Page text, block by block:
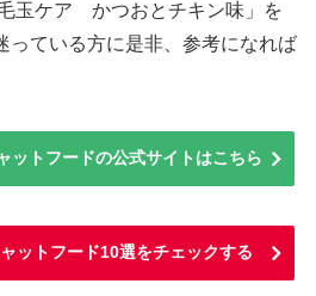
玉ケア かつおとチキン味」を
っている方に是非、参考になれば
ットフードの公式サイトはこちら
ットフード10選をチェックする